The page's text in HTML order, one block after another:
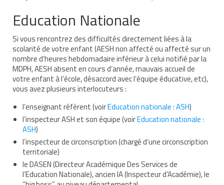
Autres aides financières
Aides municipales
Aides destinées aux fonctionnaires
Aides pour les salariés du privé
Aide aux démarches relatives à la
scolarisation
Education Nationale
Si vous rencontrez des difficultés directement liées à la
scolarité de votre enfant (AESH non affecté ou affecté sur un
nombre d’heures hebdomadaire inférieur à celui notifié par la
MDPH, AESH absent en cours d’année, mauvais accueil de
votre enfant à l’école, désaccord avec l’équipe éducative, etc),
vous avez plusieurs interlocuteurs :
l’enseignant référent (voirEducation nationale : ASH)
l’inspecteur ASH et son équipe (voirEducation nationale :
ASH)
l’inspecteur de circonscription (chargé d’une circonscription
territoriale)
le DASEN (Directeur Académique Des Services de
l’Education Nationale), ancien IA (Inspecteur d’Académie), le